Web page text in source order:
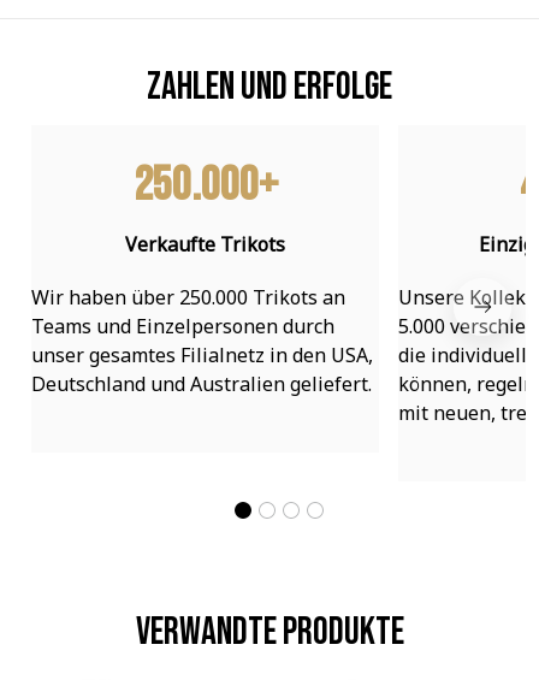
Zahlen und Erfolge
250.000+
Verkaufte Trikots
Wir haben über 250.000 Trikots an
Teams und Einzelpersonen durch
unser gesamtes Filialnetz in den USA,
Deutschland und Australien geliefert.
Unsere
5.000
die individuell
können,
mit neuen,
Verwandte Produkte